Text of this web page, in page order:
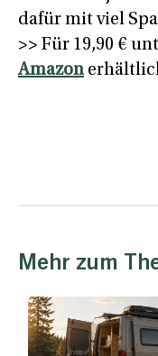
dafür mit viel
>> Für 19,90 €
Amazon
Mehr zum